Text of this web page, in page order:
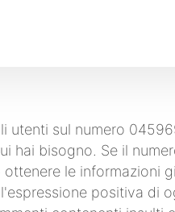
utenti sul numero
hai bisogno. Se il
le informazioni
positiva di